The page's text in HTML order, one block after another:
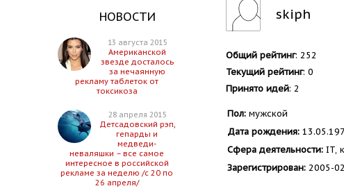
НОВОСТИ
13 августа 2015
Американской
звезде досталось
за нечаянную
рекламу таблеток от
токсикоза
28 апреля 2015
Детсадовский рэп,
гепарды и
медведи-
неваляшки – все самое
интересное в российской
рекламе за неделю /с 20 по
26 апреля/
skiph
Общий рейтинг: 252
Текущий рейтинг: 0
Принято идей: 2
Пол:мужской
Дата рождения:
Сфера деятельности:IT,
Зарегистрирован:2005-